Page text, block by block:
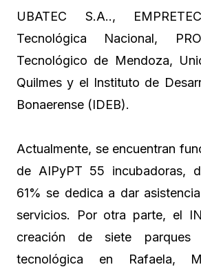
UBATEC S.A..,
Tecnológica Nacional,
Tecnológico de Mendoza,
Quilmes y el Instituto de
Bonaerense (IDEB).
Actualmente, se encuentran
de AIPyPT 55 incubadoras,
61% se dedica a dar
servicios. Por otra parte, el
creación de siete parques
tecnológica en Rafaela,